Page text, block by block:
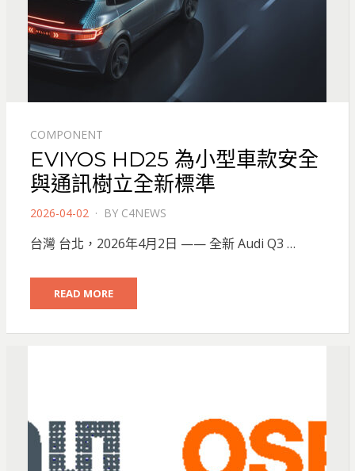
COMPONENT
EVIYOS HD25 為小型車款安全
與通訊樹立全新標準
POSTED
2026-04-02 BY C4NEWS
台灣 台北，2026年4月2日 —— 全新 Audi Q3 …
READ MORE